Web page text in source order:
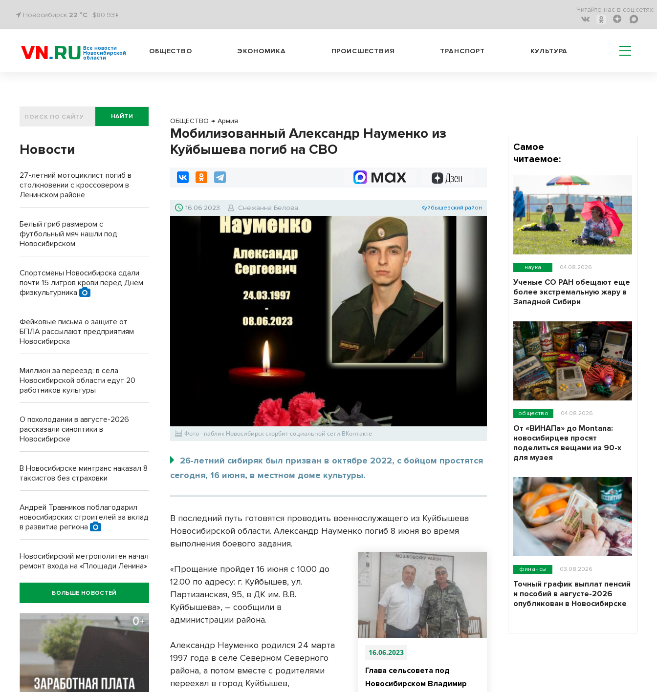
Новосибирск 22 °C $80.93↓
Читайте нас в соц.сетях:
Все новости
Новосибирской
области
ОБЩЕСТВО ЭКОНОМИКА ПРОИСШЕСТВИЯ ТРАНСПОРТ КУЛЬТУРА
ОБЩЕСТВО → Армия
Мобилизованный Александр Науменко из
Куйбышева погиб на СВО
16.06.2023 Снежанна Белова Куйбышевский район
Фото - паблик Новосибирск скорбит социальной сети ВКонтакте
26-летний сибиряк был призван в октябре 2022, с бойцом простятся
сегодня, 16 июня, в местном доме культуры.
В последний путь готовятся проводить военнослужащего из Куйбышева
Новосибирской области. Александр Науменко погиб 8 июня во время
выполнения боевого задания.
16.06.2023
Глава сельсовета под
Новосибирском Владимир
«Прощание пройдет 16 июня с 10.00 до
12.00 по адресу: г. Куйбышев, ул.
Партизанская, 95, в ДК им. В.В.
Куйбышева», – сообщили в
администрации района.
Александр Науменко родился 24 марта
1997 года в селе Северном Северного
района, а потом вместе с родителями
переехал в город Куйбышев,
НАЙТИ
Новости
27-летний мотоциклист погиб в
столкновении с кроссовером в
Ленинском районе
Белый гриб размером с
футбольный мяч нашли под
Новосибирском
Спортсмены Новосибирска сдали
почти 15 литров крови перед Днем
физкультурника
Фейковые письма о защите от
БПЛА рассылают предприятиям
Новосибирска
Миллион за переезд: в сёла
Новосибирской области едут 20
работников культуры
О похолодании в августе-2026
рассказали синоптики в
Новосибирске
В Новосибирске минтранс наказал 8
таксистов без страховки
Андрей Травников поблагодарил
новосибирских строителей за вклад
в развитие региона
Новосибирский метрополитен начал
ремонт входа на «Площади Ленина»
БОЛЬШЕ НОВОСТЕЙ
Самое
читаемое:
наука 04.08.2026
Ученые СО РАН обещают еще
более экстремальную жару в
Западной Сибири
общество 04.08.2026
От «ВИНАПа» до Montana:
новосибирцев просят
поделиться вещами из 90-х
для музея
финансы 03.08.2026
Точный график выплат пенсий
и пособий в августе-2026
опубликован в Новосибирске